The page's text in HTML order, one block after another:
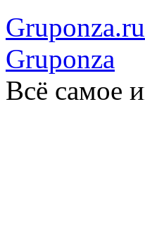
Gruponza.ru
Gruponza
Всё самое